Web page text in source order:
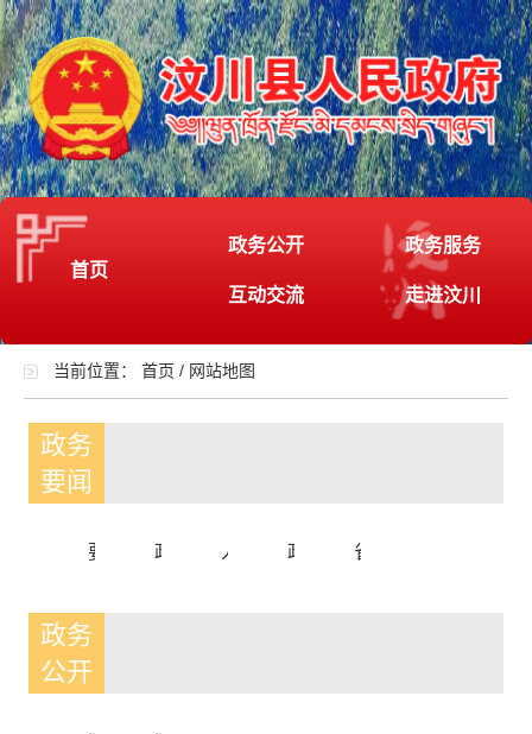
首页
政务公开 政务服务
互动交流 走进汶川
当前位置： 首页 / 网站地图
政务
要闻
政务
公开